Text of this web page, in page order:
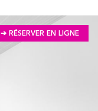
➔ RÉSERVER EN LIGNE